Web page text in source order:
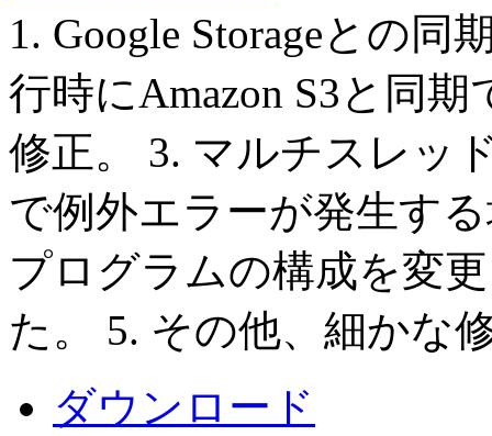
1. Google Storageとの
行時にAmazon S3と同
修正。 3. マルチスレッ
で例外エラーが発生す
プログラムの構成を変
た。 5. その他、細かな
ダウンロード